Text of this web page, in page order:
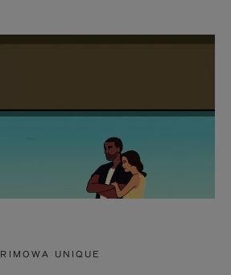
RIMOWA UNIQUE